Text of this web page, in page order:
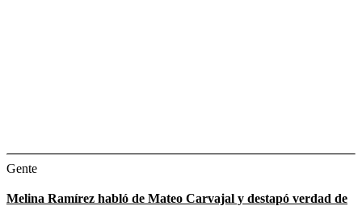
Gente
Melina Ramírez habló de Mateo Carvajal y destapó verdad de